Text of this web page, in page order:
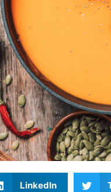
LinkedIn